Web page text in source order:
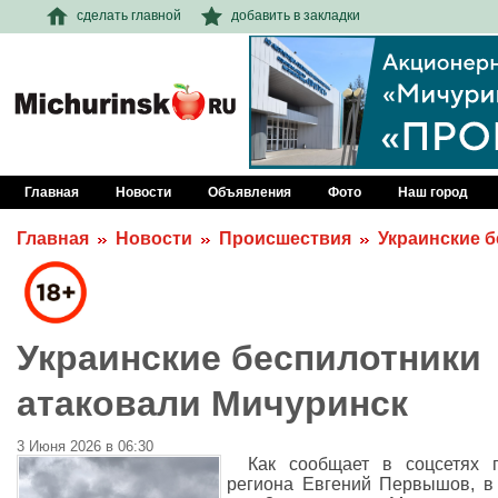
сделать главной добавить в закладки
Главная Новости Объявления Фото Наш город
Главная Новости Происшествия Украинские
Украинские беспилотники
атаковали Мичуринск
3 Июня 2026 в 06:30
Как сообщает в соцсетях
региона Евгений Первышов, в